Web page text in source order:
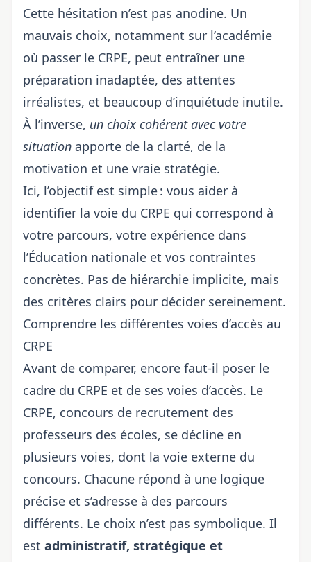
Cette hésitation n’est pas anodine. Un
mauvais choix, notamment sur l’académie
où passer le CRPE, peut entraîner une
préparation inadaptée, des attentes
irréalistes, et beaucoup d’inquiétude inutile.
À l’inverse, un choix cohérent avec votre
situation apporte de la clarté, de la
motivation et une vraie stratégie.
Ici, l’objectif est simple : vous aider à
identifier la voie du CRPE qui correspond à
votre parcours, votre expérience dans
l’Éducation nationale et vos contraintes
concrètes. Pas de hiérarchie implicite, mais
des critères clairs pour décider sereinement.
Comprendre les différentes voies d’accès au
CRPE
Avant de comparer, encore faut-il poser le
cadre du CRPE et de ses voies d’accès. Le
CRPE, concours de recrutement des
professeurs des écoles, se décline en
plusieurs voies, dont la voie externe du
concours. Chacune répond à une logique
précise et s’adresse à des parcours
différents. Le choix n’est pas symbolique. Il
est administratif, stratégique et